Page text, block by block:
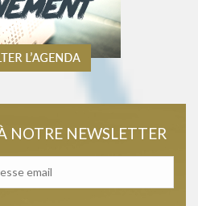
NOTRE NEWSLETTER